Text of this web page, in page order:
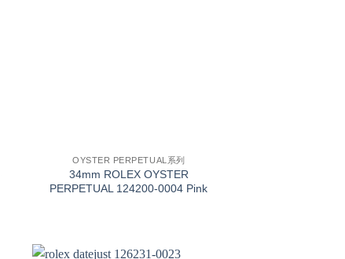
OYSTER PERPETUAL系列
34mm ROLEX OYSTER
PERPETUAL 124200-0004 Pink